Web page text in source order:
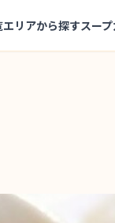
エリアから探すスー